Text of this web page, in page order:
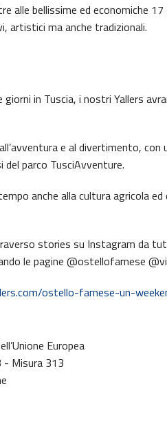
alle bellissime ed economiche
artistici ma anche tradizionali.
in Tuscia, i nostri Yallers
e al divertimento, con
del parco TusciAvventure.
anche alla cultura agricola
stories su Instagram da
le pagine @ostellofarnese
ostello-farnese-un-
Europea
- Misura 313